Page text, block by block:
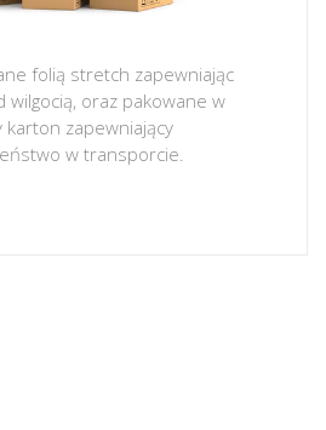
folią stretch zapewniając
wilgocią, oraz pakowane w
karton zapewniający
w transporcie.